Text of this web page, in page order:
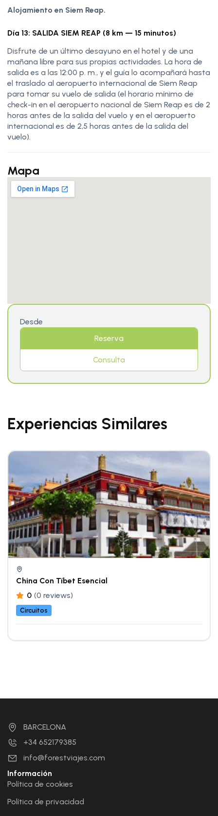
Alojamiento en Siem Reap.
Día 13: SALIDA SIEM REAP (8 km — 15 minutos)
Disfrute de un último desayuno en el hotel y de una
mañana libre para sus propias actividades. La hora de
salida es a las 12:00 p. m., y el guía lo acompañará hasta
el traslado al aeropuerto internacional de Siem Reap
para tomar su vuelo de salida (el horario mínimo de
check-in en el aeropuerto nacional de Siem Reap es de 2
horas antes de la salida del vuelo y en el aeropuerto
internacional es de 2,5 horas antes de la salida del
vuelo).
Mapa
Desde
Reserva
Consulta
Experiencias Similares
China Con Tíbet Esencial
0 (0 reviews)
Circuitos
BARCELONA
+34 652179385
info@forestviajes.com
Información
Política de cookies
Política de privacidad